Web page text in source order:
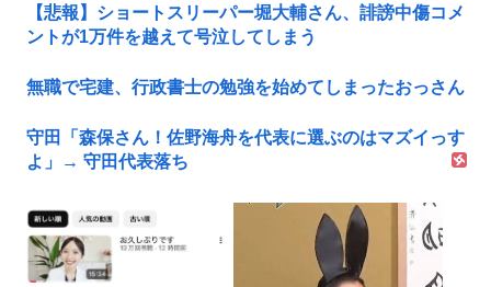
【悲報】ショートスリーパー堀大輔さん、誹謗中傷コメ
ントが1万件を越えて号泣してしまう
無職で宅建、行政書士の勉強を始めてしまったおっさん
守田「森保さん！佐野海舟を代表に選ぶのはマズイっす
よ」→ 守田代表落ち